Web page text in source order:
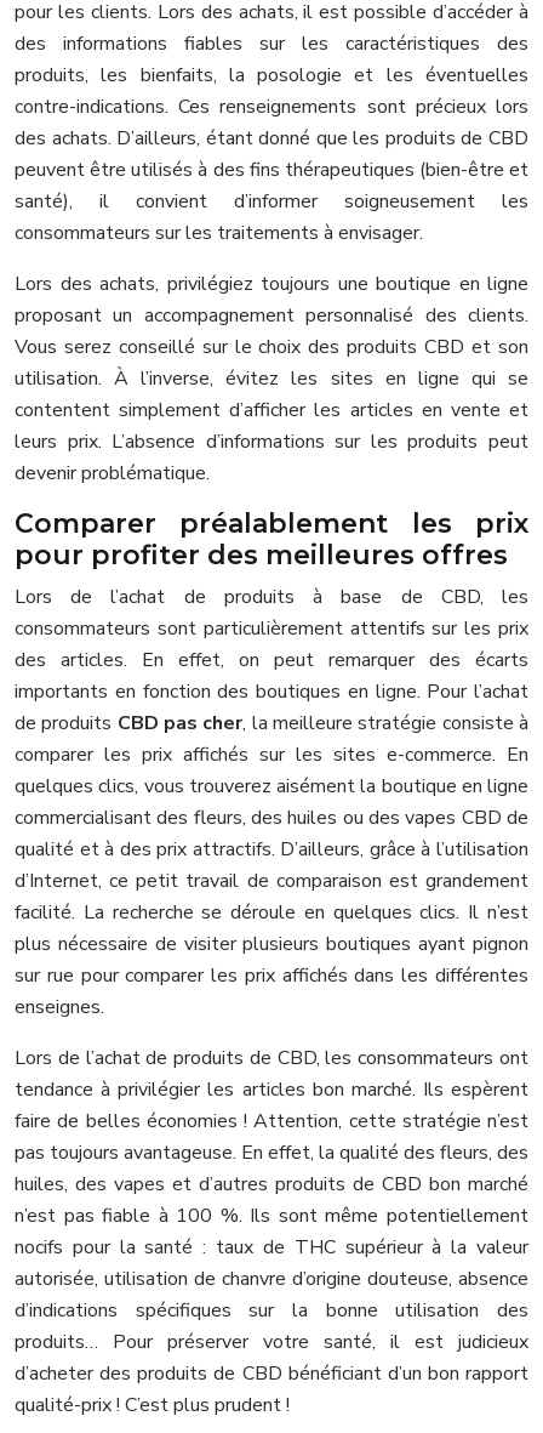
pour les clients. Lors des achats, il est possible d’accéder à
des informations fiables sur les caractéristiques des
produits, les bienfaits, la posologie et les éventuelles
contre-indications. Ces renseignements sont précieux lors
des achats. D’ailleurs, étant donné que les produits de CBD
peuvent être utilisés à des fins thérapeutiques (bien-être et
santé), il convient d’informer soigneusement les
consommateurs sur les traitements à envisager.
Lors des achats, privilégiez toujours une boutique en ligne
proposant un accompagnement personnalisé des clients.
Vous serez conseillé sur le choix des produits CBD et son
utilisation. À l’inverse, évitez les sites en ligne qui se
contentent simplement d’afficher les articles en vente et
leurs prix. L’absence d’informations sur les produits peut
devenir problématique.
Comparer préalablement les prix
pour profiter des meilleures offres
Lors de l’achat de produits à base de CBD, les
consommateurs sont particulièrement attentifs sur les prix
des articles. En effet, on peut remarquer des écarts
importants en fonction des boutiques en ligne. Pour l’achat
de produits CBD pas cher, la meilleure stratégie consiste à
comparer les prix affichés sur les sites e-commerce. En
quelques clics, vous trouverez aisément la boutique en ligne
commercialisant des fleurs, des huiles ou des vapes CBD de
qualité et à des prix attractifs. D’ailleurs, grâce à l’utilisation
d’Internet, ce petit travail de comparaison est grandement
facilité. La recherche se déroule en quelques clics. Il n’est
plus nécessaire de visiter plusieurs boutiques ayant pignon
sur rue pour comparer les prix affichés dans les différentes
enseignes.
Lors de l’achat de produits de CBD, les consommateurs ont
tendance à privilégier les articles bon marché. Ils espèrent
faire de belles économies ! Attention, cette stratégie n’est
pas toujours avantageuse. En effet, la qualité des fleurs, des
huiles, des vapes et d’autres produits de CBD bon marché
n’est pas fiable à 100 %. Ils sont même potentiellement
nocifs pour la santé : taux de THC supérieur à la valeur
autorisée, utilisation de chanvre d’origine douteuse, absence
d’indications spécifiques sur la bonne utilisation des
produits… Pour préserver votre santé, il est judicieux
d’acheter des produits de CBD bénéficiant d’un bon rapport
qualité-prix ! C’est plus prudent !